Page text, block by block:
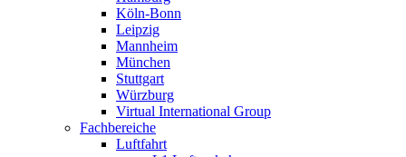
Köln-Bonn
Leipzig
Mannheim
München
Stuttgart
Würzburg
Virtual International Group
Fachbereiche
Luftfahrt